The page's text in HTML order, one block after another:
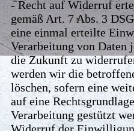
- Recht auf Widerruf
gemäß Art. 7 Abs. 3
eine einmal erteilte
Verarbeitung von
die Zukunft zu
werden wir die
löschen, sofern eine
auf eine
Verarbeitung gestützt